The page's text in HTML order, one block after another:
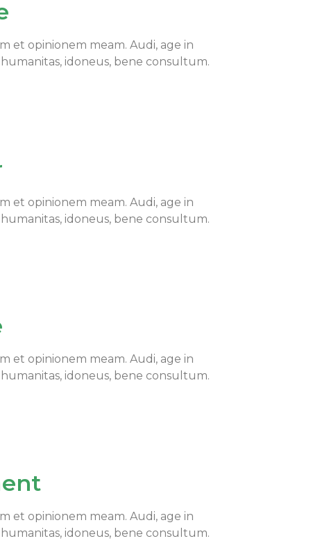
et opinionem meam. Audi, age in
idoneus, bene consultum.
et opinionem meam. Audi, age in
idoneus, bene consultum.
et opinionem meam. Audi, age in
idoneus, bene consultum.
et opinionem meam. Audi, age in
idoneus, bene consultum.